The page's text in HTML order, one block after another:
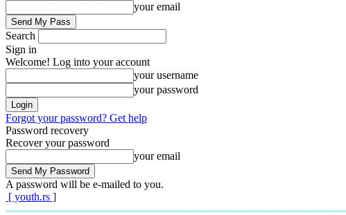
your email
Search
Sign in
Welcome! Log into your account
your username
your password
Forgot your password? Get help
Password recovery
Recover your password
your email
A password will be e-mailed to you.
[ youth.rs ]